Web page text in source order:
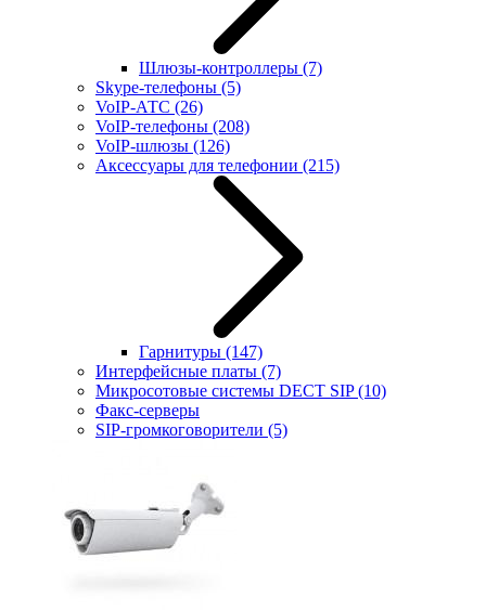
Шлюзы-контроллеры (7)
Skype-телефоны (5)
VoIP-АТС (26)
VoIP-телефоны (208)
VoIP-шлюзы (126)
Аксессуары для телефонии (215)
Гарнитуры (147)
Интерфейсные платы (7)
Микросотовые системы DECT SIP(10)
Факс-серверы
SIP-громкоговорители (5)